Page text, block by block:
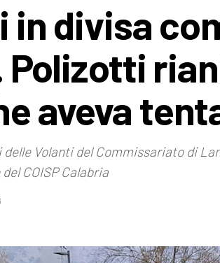
in divisa
Polizotti
aveva
Volanti del Commissariato di
del COISP Calabria